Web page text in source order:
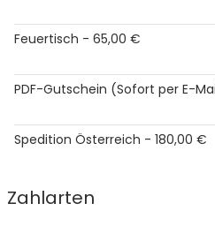
Feuertisch - 65,00 €
PDF-Gutschein (Sofort per E-
Spedition Österreich - 180,00 €
Zahlarten